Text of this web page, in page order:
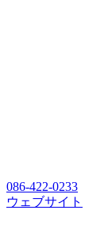
086-422-0233
ウェブサイト